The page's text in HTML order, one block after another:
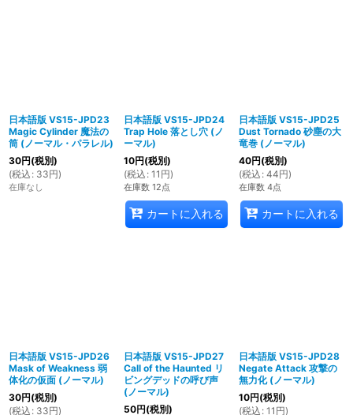
日本語版 VS15-JPD23
Magic Cylinder 魔法の
筒 (ノーマル・パラレル)
30円(税別)
(税込 : 33円)
在庫なし
日本語版 VS15-JPD24
Trap Hole 落とし穴 (ノ
ーマル)
10円(税別)
(税込 : 11 円)
在庫数 12点
カートに入れる
日本語版 VS15-JPD25
Dust Tornado 砂塵の大
竜巻 (ノーマル)
40円(税別)
(税込 : 44円)
在庫数 4点
カートに入れる
日本語版 VS15-JPD26
Mask of Weakness 弱
体化の仮面 (ノーマル)
30円(税別)
(税込 : 33円)
日本語版 VS15-JPD27
Call of the Haunted リ
ビングデッドの呼び声
(ノーマル)
50円(税別)
日本語版 VS15-JPD28
Negate Attack 攻撃の
無力化 (ノーマル)
10円(税別)
(税込 : 11 円)